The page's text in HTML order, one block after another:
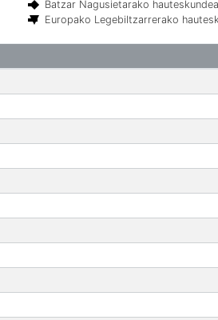
Batzar Nagusietarako
Europako Legebiltzarrerako